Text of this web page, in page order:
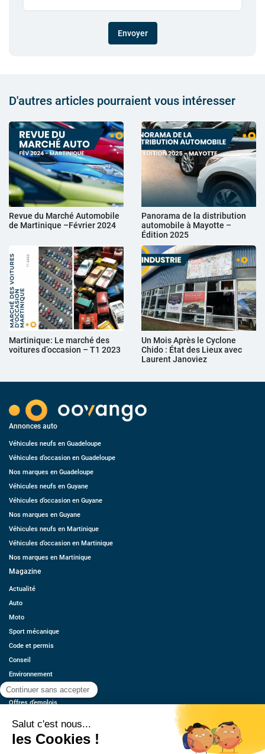
Envoyer
D'autres articles pourraient vous intéresser
Revue du Marché Automobile
de Martinique –Février 2024
Panorama de la distribution
automobile à Mayotte –
Édition 2025
Martinique: Le marché des
voitures d’occasion – T1 2023
Un Mois Après le Cyclone
Chido : État des Lieux avec
Laurent Janoviez
Annonces auto
Véhicules neufs en Guadeloupe
Véhicules d’occasion en Guadeloupe
Nos marques en Guadeloupe
Véhicules neufs en Guyane
Véhicules d’occasion en Guyane
Nos marques en Guyane
Véhicules neufs en Martinique
Véhicules d’occasion en Martinique
Nos marques en Martinique
Magazine
Actualité
Auto
Moto
Sport mécanique
Code et permis
Conseil
Environnement
Économie
Offres d’emplois
Contact